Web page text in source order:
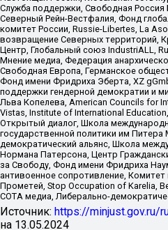
Служба поддержки, Свободная Россия
Северный Рейн-Вестфалия, Фонд
комитет России, Russie-Libertes, La
возвращение Северных территорий,
Центр, Глобальный союз IndustriALL,
Мнение медиа, Федерация
Свободная Европа, Германское
Фонд имени Фридриха Эберта, XZ
поддержки гендерной демократии и
Льва Копелева, American Councils for
Vistas, Institute of International
Открытый диалог, Школа
государственной политики им Питера
демократический альянс, Школа
Нормана Патерсона, Центр
за Свободу, Фонд имени Фридриха
антивоенное сопротивление,
Прометей, Stop Occupation of Karelia,
СОТА медиа, Либерально-
Источник: https://minjust.gov.ru/
на 13.05.2024